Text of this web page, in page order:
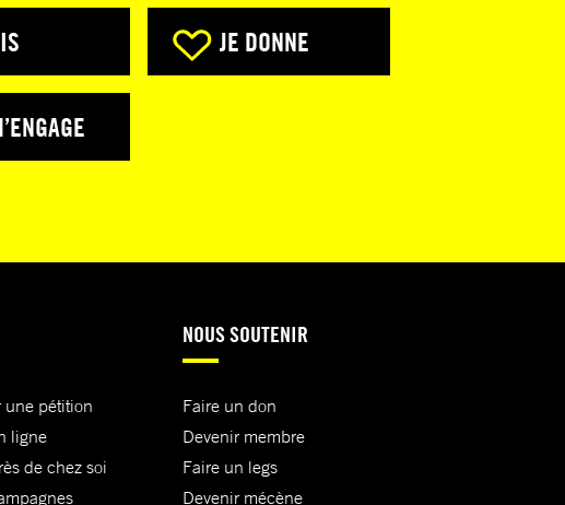
JE DONNE
une pétition
ligne
de chez soi
NOUS SOUTENIR
Faire un don
Devenir membre
Faire un legs
Devenir mécène